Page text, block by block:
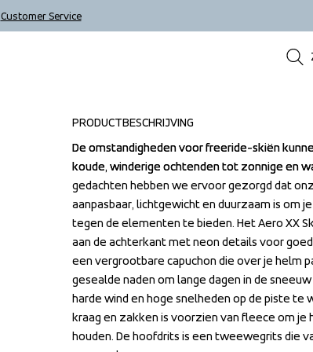
Customer Service
PRODUCTBESCHRIJVING
De omstandigheden voor freeride-skiën
koude, winderige ochtenden tot zonnige en
gedachten hebben we ervoor gezorgd dat
aanpasbaar, lichtgewicht en duurzaam is om
tegen de elementen te bieden. Het Aero XX
aan de achterkant met neon details voor
een vergrootbare capuchon die over je helm
gesealde naden om lange dagen in de
harde wind en hoge snelheden op de piste te
kraag en zakken is voorzien van fleece om
houden. De hoofdrits is een tweewegrits die
De omstandigheden voor freeride-skiën
koude, winderige ochtenden tot zonnige en
gedachten hebben we ervoor gezorgd dat
aanpasbaar, lichtgewicht en duurzaam is om
tegen de elementen te bieden. Het Aero XX
aan de achterkant met neon details voor
een vergrootbare capuchon die over je helm
gesealde naden om lange dagen in de
harde wind en hoge snelheden op de piste te
kraag en zakken is voorzien van fleece om
houden. De hoofdrits is een tweewegrits die